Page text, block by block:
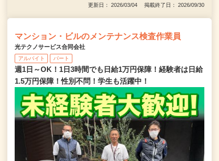
更新日： 2026/03/04 掲載終了日： 2026/09/30
マンション・ビルのメンテナンス検査作業員
光テクノサービス合同会社
アルバイト パート
週1日～OK！1日3時間でも日給1万円保障！経験者は日給
1.5万円保障！性別不問！学生も活躍中！